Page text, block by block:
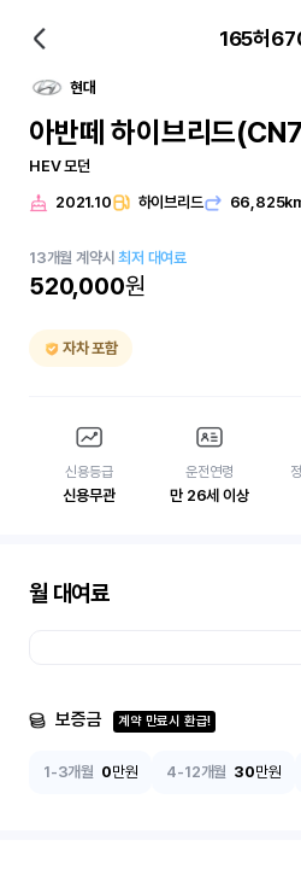
165허
현대
아반떼 하이브리드
HEV 모던
2021.10 하이브리드
13개월 계약시최저 대여료
520,000원
자차 포함
신용등급
신용무관
운전연령
만 26세 이상
월 대여료
보증금 계약 만료시 환급!
1-3개월 0만원 4-12개월 30만원